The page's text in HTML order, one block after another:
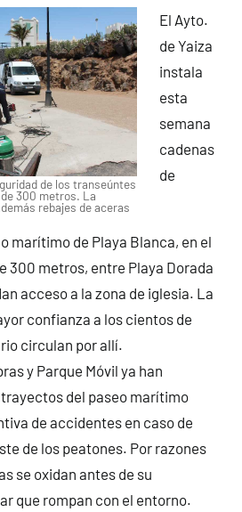
de los transeúntes
300 metros. La
rebajes de aceras
El Ayto.
de Yaiza
instala
esta
semana
cadenas
de
marítimo de Playa Blanca, en el
300 metros, entre Playa Dorada
acceso a la zona de iglesia. La
confianza a los cientos de
circulan por allí.
y Parque Móvil ya han
del paseo marítimo
de accidentes en caso de
de los peatones. Por razones
se oxidan antes de su
que rompan con el entorno.